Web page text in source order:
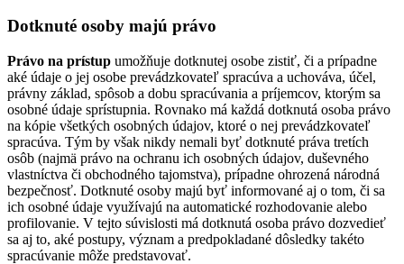
Dotknuté osoby majú právo
Právo na prístup umožňuje dotknutej osobe zistiť, či a prípadne
aké údaje o jej osobe prevádzkovateľ spracúva a uchováva, účel,
právny základ, spôsob a dobu spracúvania a príjemcov, ktorým sa
osobné údaje sprístupnia. Rovnako má každá dotknutá osoba právo
na kópie všetkých osobných údajov, ktoré o nej prevádzkovateľ
spracúva. Tým by však nikdy nemali byť dotknuté práva tretích
osôb (najmä právo na ochranu ich osobných údajov, duševného
vlastníctva či obchodného tajomstva), prípadne ohrozená národná
bezpečnosť. Dotknuté osoby majú byť informované aj o tom, či sa
ich osobné údaje využívajú na automatické rozhodovanie alebo
profilovanie. V tejto súvislosti má dotknutá osoba právo dozvedieť
sa aj to, aké postupy, význam a predpokladané dôsledky takéto
spracúvanie môže predstavovať.